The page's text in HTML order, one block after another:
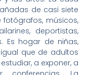
de casi siete
músicos,
deportistas,
Es hogar de niñas,
que de adultos
a exponer, a